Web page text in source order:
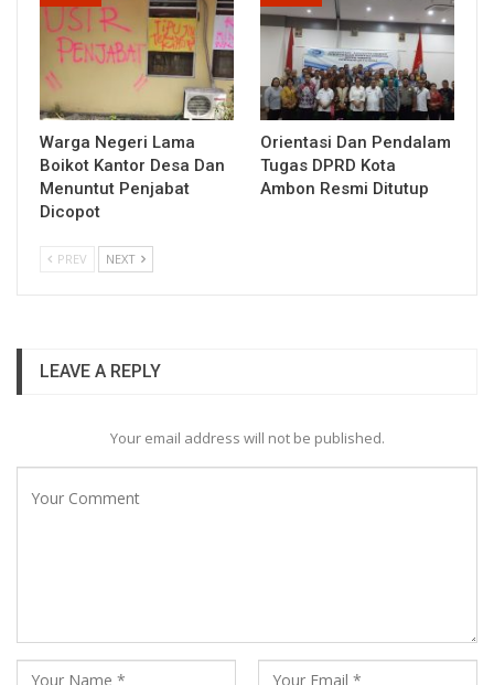
Warga Negeri Lama
Boikot Kantor Desa Dan
Menuntut Penjabat
Dicopot
Orientasi Dan Pendalam
Tugas DPRD Kota
Ambon Resmi Ditutup
PREV NEXT
LEAVE A REPLY
Your email address will not be published.